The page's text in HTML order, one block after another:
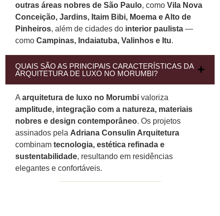
outras áreas nobres de São Paulo, como Vila Nova
Conceição, Jardins, Itaim Bibi, Moema e Alto de
Pinheiros, além de cidades do interior paulista —
como Campinas, Indaiatuba, Valinhos e Itu.
QUAIS SÃO AS PRINCIPAIS CARACTERÍSTICAS DA
ARQUITETURA DE LUXO NO MORUMBI?
A arquitetura de luxo no Morumbi valoriza
amplitude, integração com a natureza, materiais
nobres e design contemporâneo. Os projetos
assinados pela Adriana Consulin Arquitetura
combinam tecnologia, estética refinada e
sustentabilidade, resultando em residências
elegantes e confortáveis.